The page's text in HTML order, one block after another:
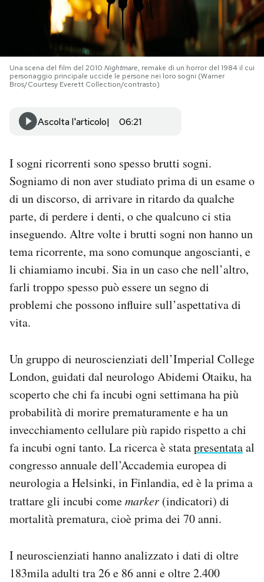
NEWSLETTER
I MIEI PREFERITI
Area Personale
Newsletter
Notifiche mobile
Regala il Post
Esci
Una scena del film del 2010 Nightmare, remake di un horror del 1984 il cui
personaggio principale uccide le persone nei loro sogni (Warner
Bros/Courtesy Everett Collection/contrasto)
Ascolta l'articolo 06:21
I sogni ricorrenti sono spesso brutti sogni.
Sogniamo di non aver studiato prima di un esame o
di un discorso, di arrivare in ritardo da qualche
parte, di perdere i denti, o che qualcuno ci stia
inseguendo. Altre volte i brutti sogni non hanno un
tema ricorrente, ma sono comunque angoscianti, e
li chiamiamo incubi. Sia in un caso che nell’altro,
farli troppo spesso può essere un segno di
problemi che possono influire sull’aspettativa di
vita.
Un gruppo di neuroscienziati dell’Imperial College
London, guidati dal neurologo Abidemi Otaiku, ha
scoperto che chi fa incubi ogni settimana ha più
probabilità di morire prematuramente e ha un
invecchiamento cellulare più rapido rispetto a chi
fa incubi ogni tanto. La ricerca è statapresentataal
congresso annuale dell’Accademia europea di
neurologia a Helsinki, in Finlandia, ed è la prima a
trattare gli incubi comemarker (indicatori) di
mortalità prematura, cioè prima dei 70 anni.
I neuroscienziati hanno analizzato i dati di oltre
183mila adulti tra 26 e 86 anni e oltre 2.400